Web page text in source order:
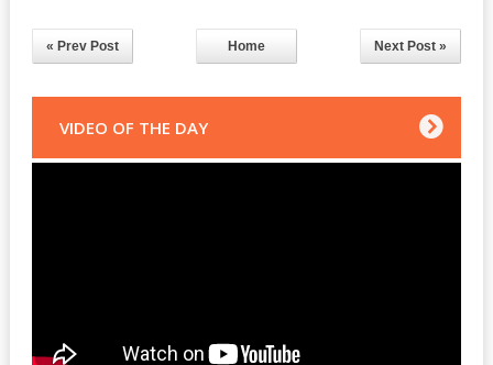
« Prev Post Next Post »
Home
VIDEO OF THE DAY